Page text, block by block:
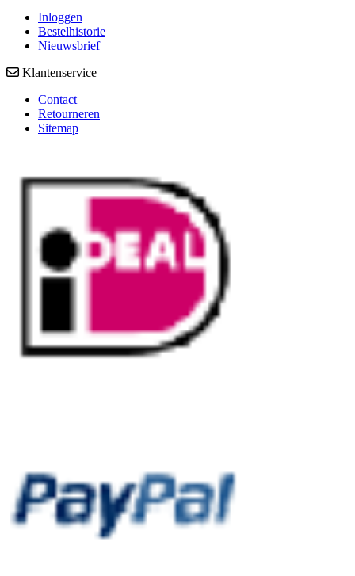
Inloggen
Bestelhistorie
Nieuwsbrief
Klantenservice
Contact
Retourneren
Sitemap